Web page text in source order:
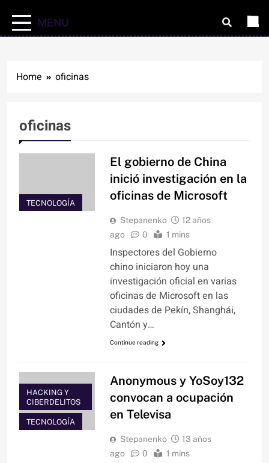
MENU
Home oficinas
oficinas
TECNOLOGÍA
El gobierno de China
inició investigación en la
oficinas de Microsoft
Stepanenko
12 años
ago
0 1 mins
Inspectores del Gobierno
chino iniciaron hoy una
investigación oficial en varias
oficinas de Microsoft en las
ciudades de Pekín, Shanghái,
Cantón y…
Continue reading
HACKING Y
CIBERDELITOS
TECNOLOGÍA
Anonymous y YoSoy132
convocan a ocupación
en Televisa
Stepanenko
13 años
ago
0 1 mins